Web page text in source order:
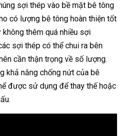
sợi thép vào bề mặt bê tông
có lượng bê tông hoàn thiện tốt
không thêm quá nhiều sợi
sợi thép có thể chui ra bên
cần thận trọng về số lượng.
khả năng chống nứt của bê
được sử dụng để thay thế hoặc